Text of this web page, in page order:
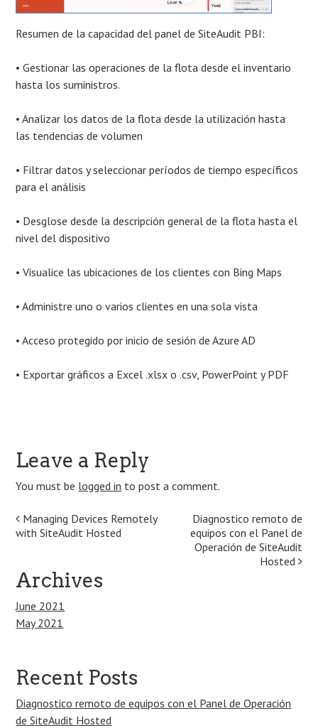
Resumen de la capacidad del panel de SiteAudit PBI:
• Gestionar las operaciones de la flota desde el inventario
hasta los suministros.
• Analizar los datos de la flota desde la utilización hasta
las tendencias de volumen
• Filtrar datos y seleccionar períodos de tiempo específicos
para el análisis
• Desglose desde la descripción general de la flota hasta el
nivel del dispositivo
• Visualice las ubicaciones de los clientes con Bing Maps
• Administre uno o varios clientes en una sola vista
• Acceso protegido por inicio de sesión de Azure AD
• Exportar gráficos a Excel .xlsx o .csv, PowerPoint y PDF
Leave a Reply
You must be logged in to post a comment.
Post
Managing Devices Remotely
with SiteAudit Hosted
Diagnostico remoto de
equipos con el Panel de
Operación de SiteAudit
Hosted
Archives
June 2021
May 2021
Recent Posts
Diagnostico remoto de equipos con el Panel de Operación
de SiteAudit Hosted